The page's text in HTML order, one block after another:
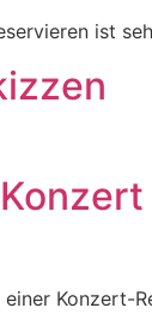
ist
Konzert-